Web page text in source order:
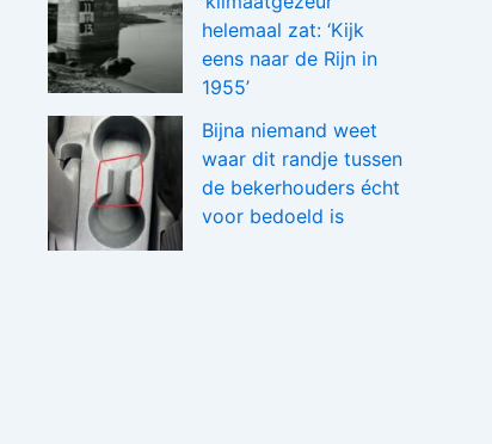
helemaal zat: ‘Kijk
eens naar de Rijn in
1955’
Bijna niemand weet
waar dit randje tussen
de bekerhouders écht
voor bedoeld is